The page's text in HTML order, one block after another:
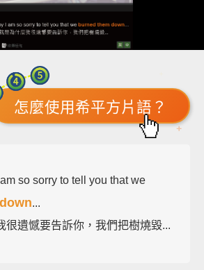
怎麼使用希平方片語？
so sorry to tell you that we
...
很遺憾要告訴你，我們把樹燒毀...